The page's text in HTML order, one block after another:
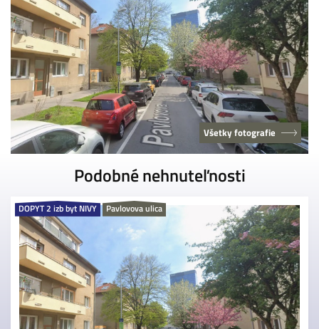
Všetky fotografie
Podobné nehnuteľnosti
DOPYT 2 izb byt NIVY Pavlovova ulica